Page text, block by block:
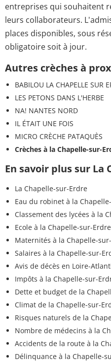
entreprises qui souhaitent
leurs collaborateurs.
places disponibles, sous
obligatoire soit à jour.
Autres crèches à
BABILOU LA CHAPELLE SUR
LES PETONS DANS L'HERBE
NA! NANTES NORD
IL ÉTAIT UNE FOIS
MICRO CRÈCHE PATAQUÈS
Crèches à la Chapelle-sur-
En savoir plus sur La
La Chapelle-sur-Erdre
Eau du robinet à la
Classement des lycées à la
Ecole à la Chapelle-sur-Erdre
Maternités à la Chapelle-
Salaires à la Chapelle-sur-
Avis de décès en Loire-
Impôts à la Chapelle-sur-
Dette et budget de la
Climat de la Chapelle-sur-
Risques naturels de la
Nombre de médecins à la
Accidents de la route à la
Délinquance à la Chapelle-